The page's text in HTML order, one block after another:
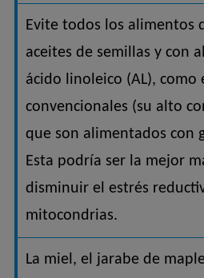
Evite todos los alimentos
aceites de semillas y con
ácido linoleico (AL), como
convencionales (su alto
que son alimentados con
Esta podría ser la mejor
disminuir el estrés
mitocondrias.
La miel, el jarabe de